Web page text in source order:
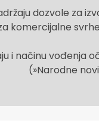
dozvole za
komercijalne svrhe
i načinu vođenja
(»Narodne